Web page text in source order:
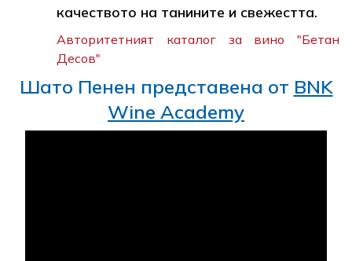
качеството на танините и свежестта.
Авторитетният каталог за вино "Бетан
Десов"
Шато Пенен представена от BNK
Wine Academy